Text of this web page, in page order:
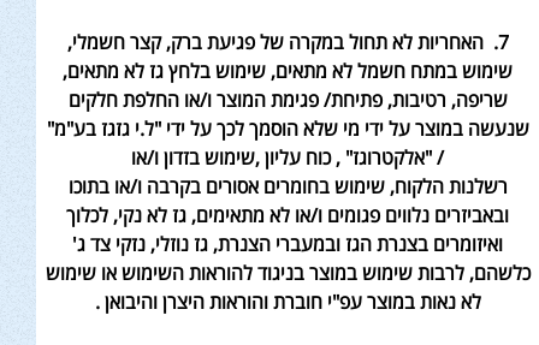
7. האחריות לא תחול במקרה של פגיעת ברק, קצר חשמלי,
שימוש במתח חשמל לא מתאים, שימוש בלחץ גז לא מתאים,
שריפה, רטיבות, פתיחת/ פגימת המוצר ו/או החלפת חלקים
שנעשה במוצר על ידי מי שלא הוסמך לכך על ידי "ל.י גזגז בע"מ"
/ "אלקטרוגז" , כוח עליון ,שימוש בזדון ו/או
רשלנות הלקוח, שימוש בחומרים אסורים בקרבה ו/או בתוכו
ובאביזרים נלווים פגומים ו/או לא מתאימים, גז לא נקי, לכלוך
ואיזומרים בצנרת הגז ובמעברי הצנרת, גז נוזלי, נזקי צד ג'
כלשהם, לרבות שימוש במוצר בניגוד להוראות השימוש או שימוש
לא נאות במוצר עפ"י חוברת והוראות היצרן והיבואן .